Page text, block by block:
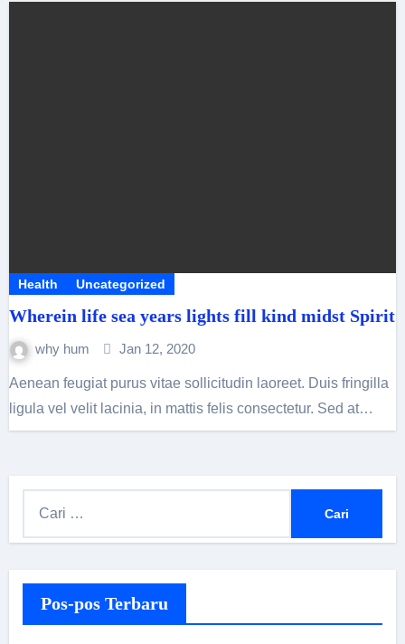
Health Uncategorized
Wherein life sea years lights fill kind midst Spirit
why hum Jan 12, 2020
Aenean feugiat purus vitae sollicitudin laoreet. Duis fringilla
ligula vel velit lacinia, in mattis felis consectetur. Sed at…
n
Pos-pos Terbaru